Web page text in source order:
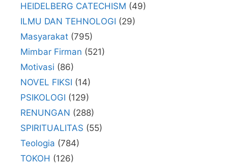
HEIDELBERG CATECHISM (49)
ILMU DAN TEHNOLOGI (29)
Masyarakat (795)
Mimbar Firman (521)
Motivasi (86)
NOVEL FIKSI (14)
PSIKOLOGI (129)
RENUNGAN (288)
SPIRITUALITAS (55)
Teologia (784)
TOKOH (126)